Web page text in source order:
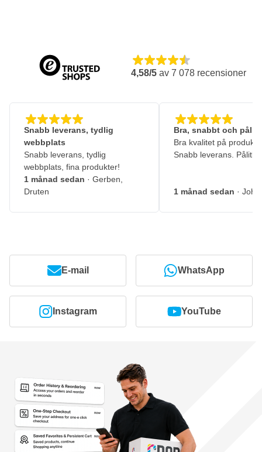
4,58/5 av 7 078 recensioner
Snabb leverans, tydlig
webbplats
Snabb leverans, tydlig
webbplats, fina produkter!
1 månad sedan · Gerben,
Druten
Bra, snabbt och
Bra kvalitet på
Snabb leverans.
1 månad sedan ·
E-mail WhatsApp
Instagram YouTube